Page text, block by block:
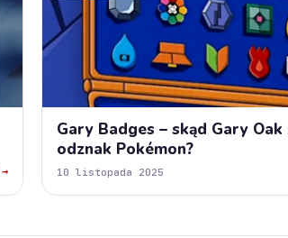
Gary Badges – skąd Gary Oak
odznak Pokémon?
10 listopada 2025